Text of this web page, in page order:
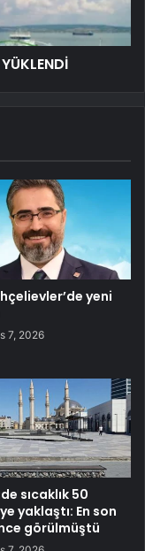
yeni
7, 2026
sıcaklık 50
yaklaştı: En son
görülmüştü